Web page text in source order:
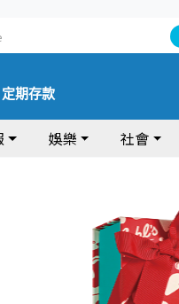
定期存款
娛樂 社會